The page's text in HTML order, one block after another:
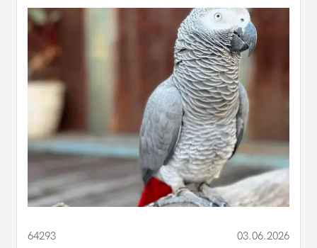
64293 03.06.2026